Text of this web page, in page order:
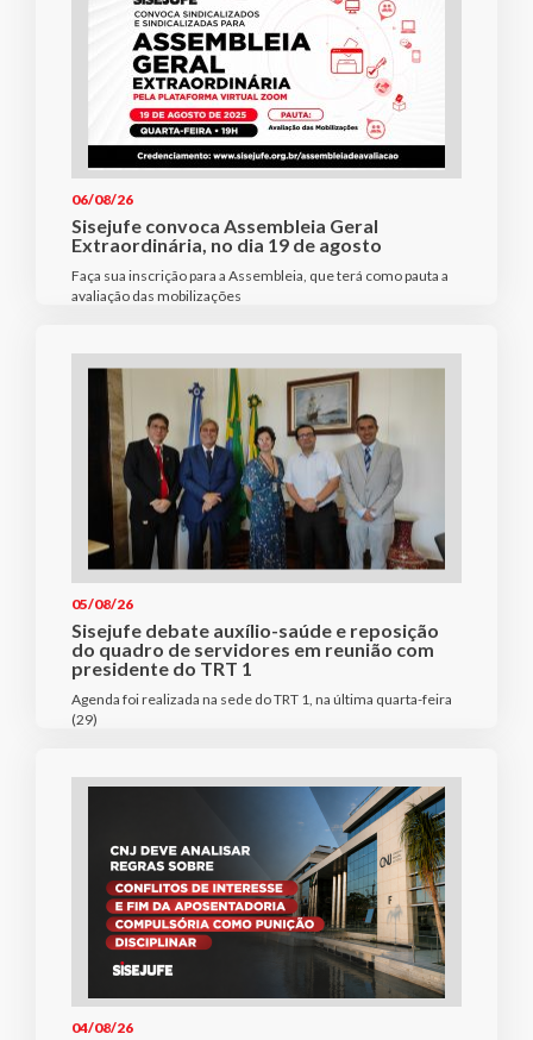
06/08/26
Sisejufe convoca Assembleia Geral
Extraordinária, no dia 19 de agosto
Faça sua inscrição para a Assembleia, que terá como pauta a
avaliação das mobilizações
05/08/26
Sisejufe debate auxílio-saúde e reposição
do quadro de servidores em reunião com
presidente do TRT 1
Agenda foi realizada na sede do TRT 1, na última quarta-feira
(29)
04/08/26